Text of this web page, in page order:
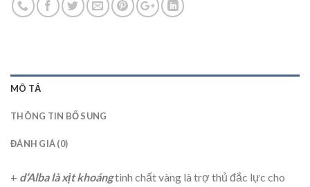
MÔ TẢ
THÔNG TIN BỔ SUNG
ĐÁNH GIÁ (0)
+ d’Alba là xịt khoángtinh chất vàng là trợ thủ đắc lực cho